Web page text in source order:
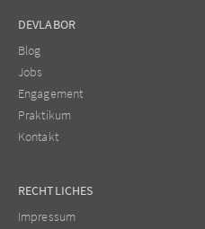
DEVLABOR
Blog
Jobs
Engagement
Praktikum
Kontakt
RECHTLICHES
Impressum